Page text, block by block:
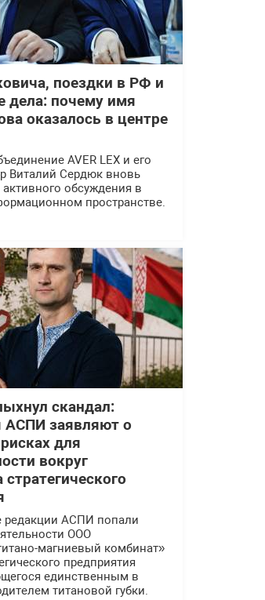
поездки в РФ и
дела: почему имя
оказалось в центре
AVER LEX и его
Виталий Сердюк вновь
обсуждения в
пространстве.
скандал:
АСПИ заявляют о
для
вокруг
редакции АСПИ попали
ООО
магниевый комбинат»
предприятия
единственным в
титановой губки.